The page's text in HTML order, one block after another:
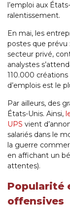
l’emploi aux
ralentissement.
En mai, les
postes que prévu
secteur privé,
analystes
110.000
d’emplois est le
Par ailleurs, des
États-Unis. Ainsi,
UPS vient
salariés dans le
la guerre
en affichant un
attentes).
Popularité
offensives